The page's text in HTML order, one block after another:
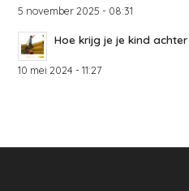
5 november 2025 - 08:31
Hoe krijg je je kind
10 mei 2024 - 11:27